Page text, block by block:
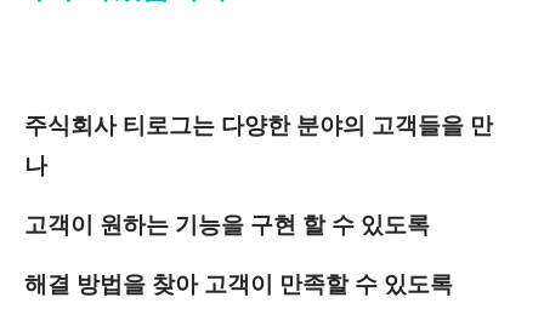
주식회사 티로그는 다양한 분야의 고객들을 만
나
고객이 원하는 기능을 구현 할 수 있도록
해결 방법을 찾아 고객이 만족할 수 있도록